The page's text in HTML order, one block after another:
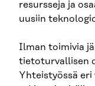
resursseja ja
uusiin
Ilman toimivia
tietoturvallisen
Yhteistyössä eri